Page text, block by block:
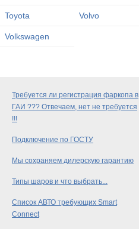
Toyota Volvo
Volkswagen
Требуется ли регистрация фаркопа в
ГАИ ??? Отвечаем, нет не требуется
!!!
Подключение по ГОСТУ
Мы сохраняем дилерскую гарантию
Типы шаров и что выбрать...
Список АВТО требующих Smart
Connect